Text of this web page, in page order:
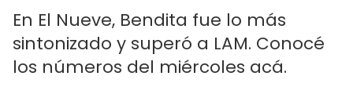
En El Nueve, Bendita fue lo más
sintonizado y superó a LAM. Conocé
los números del miércoles acá.